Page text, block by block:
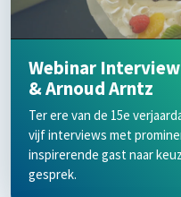
Webinar
& Arnoud Arntz
Ter ere van de 15e
vijf interviews met
inspirerende gast naar
gesprek.